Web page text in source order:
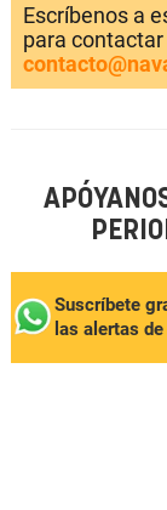
Escríbenos a
para
Suscríbete
las alertas